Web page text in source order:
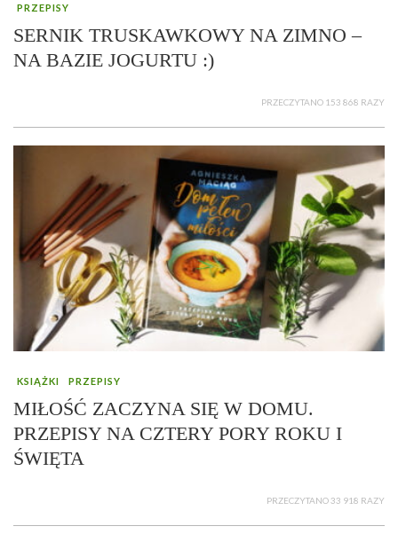
PRZEPISY
SERNIK TRUSKAWKOWY NA ZIMNO –
NA BAZIE JOGURTU :)
PRZECZYTANO 153 868 RAZY
KSIĄŻKI PRZEPISY
MIŁOŚĆ ZACZYNA SIĘ W DOMU.
PRZEPISY NA CZTERY PORY ROKU I
ŚWIĘTA
PRZECZYTANO 33 918 RAZY